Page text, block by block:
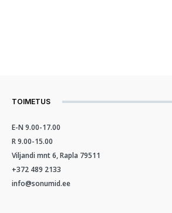
TOIMETUS
E-N 9.00-17.00
R 9.00-15.00
Viljandi mnt 6, Rapla 79511
+372 489 2133
info@sonumid.ee